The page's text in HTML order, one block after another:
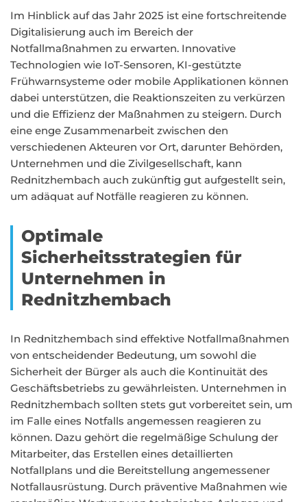
Im Hinblick auf das Jahr 2025 ist eine fortschreitende
Digitalisierung auch im Bereich der
Notfallmaßnahmen zu erwarten. Innovative
Technologien wie IoT-Sensoren, KI-gestützte
Frühwarnsysteme oder mobile Applikationen können
dabei unterstützen, die Reaktionszeiten zu verkürzen
und die Effizienz der Maßnahmen zu steigern. Durch
eine enge Zusammenarbeit zwischen den
verschiedenen Akteuren vor Ort, darunter Behörden,
Unternehmen und die Zivilgesellschaft, kann
Rednitzhembach auch zukünftig gut aufgestellt sein,
um adäquat auf Notfälle reagieren zu können.
Optimale
Sicherheitsstrategien für
Unternehmen in
Rednitzhembach
In Rednitzhembach sind effektive Notfallmaßnahmen
von entscheidender Bedeutung, um sowohl die
Sicherheit der Bürger als auch die Kontinuität des
Geschäftsbetriebs zu gewährleisten. Unternehmen in
Rednitzhembach sollten stets gut vorbereitet sein, um
im Falle eines Notfalls angemessen reagieren zu
können. Dazu gehört die regelmäßige Schulung der
Mitarbeiter, das Erstellen eines detaillierten
Notfallplans und die Bereitstellung angemessener
Notfallausrüstung. Durch präventive Maßnahmen wie